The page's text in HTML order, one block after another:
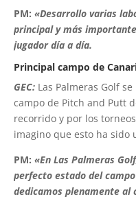
PM: «Desarrollo varias
principal y más
jugador día a día.
Principal campo de
GEC: Las Palmeras Golf
campo de Pitch and Putt
recorrido y por los
imagino que esto ha sido
PM: «En Las Palmeras
perfecto estado del
dedicamos plenamente al